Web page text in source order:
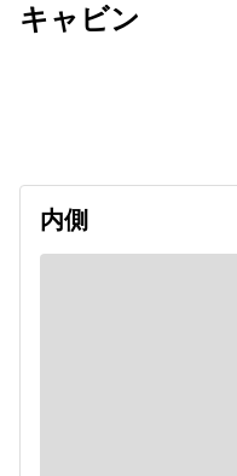
キャビン
内側